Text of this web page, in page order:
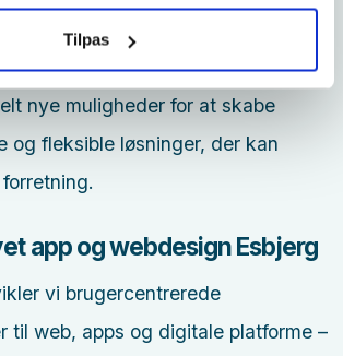
Tilpas
som kunstig intelligens,
Apps (PWA) og headless CMS
nye muligheder for at skabe
fleksible løsninger, der kan
app og webdesign Esbjerg
vi brugercentrerede
til web, apps og digitale platforme –